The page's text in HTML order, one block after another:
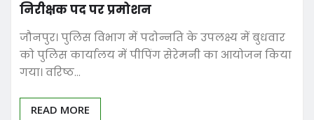
निरीक्षक पद पर प्रमोशन
जौनपुर। पुलिस विभाग में पदोन्नति के उपलक्ष्य में बुधवार
को पुलिस कार्यालय में पीपिंग सेरेमनी का आयोजन किया
गया। वरिष्ठ…
READ MORE